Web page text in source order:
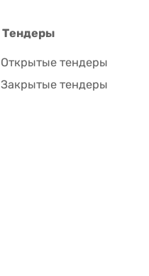
Тендеры
Открытые тендеры
Закрытые тендеры